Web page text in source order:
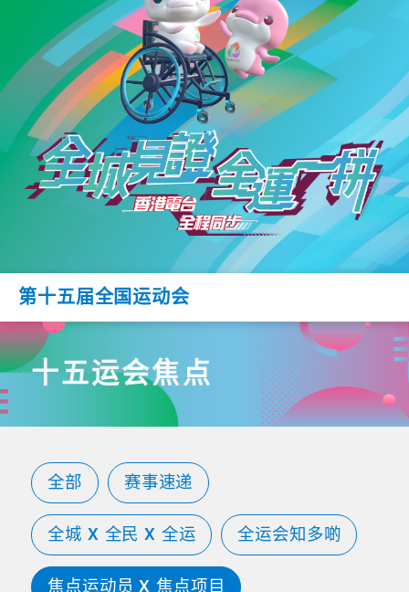
第十五届全国运动会
十五运会焦点
全部 赛事速递
全城 X 全民 X 全运 全运会知多啲
焦点运动员 X 焦点项目